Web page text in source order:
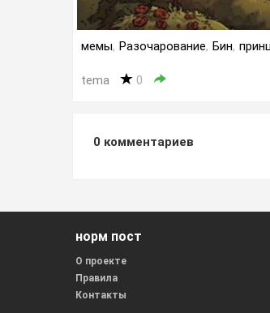
мемы, Разочарование, Бин,
tema 0
0 комментариев
норм пост
О проекте
Правила
Контакты